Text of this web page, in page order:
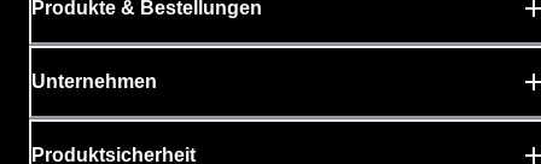
Produkte & Bestellungen
Unternehmen
Produktsicherheit